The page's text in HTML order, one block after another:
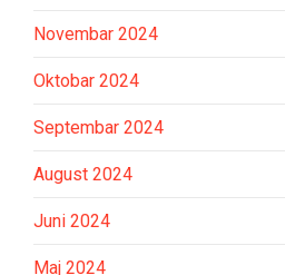
Novembar 2024
Oktobar 2024
Septembar 2024
August 2024
Juni 2024
Maj 2024